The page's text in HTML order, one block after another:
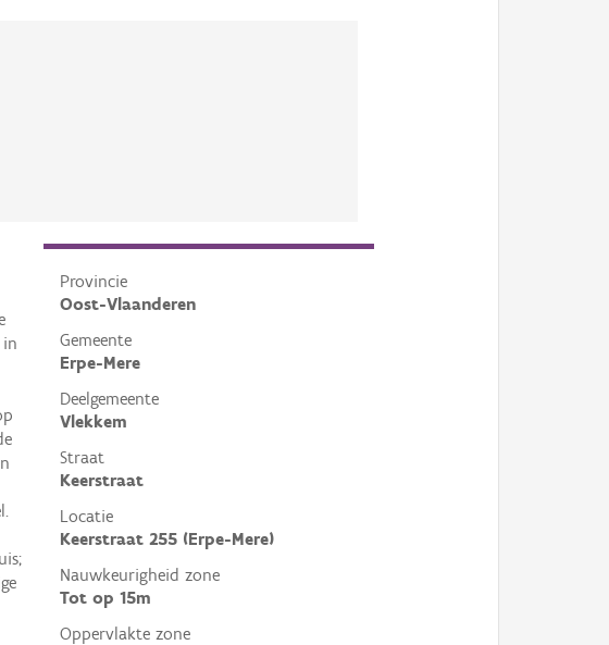
Provincie
Oost-Vlaanderen
Gemeente
Erpe-Mere
Deelgemeente
Vlekkem
Straat
Keerstraat
Locatie
Keerstraat 255 (Erpe-Mere)
Nauwkeurigheid zone
Tot op 15m
Oppervlakte zone